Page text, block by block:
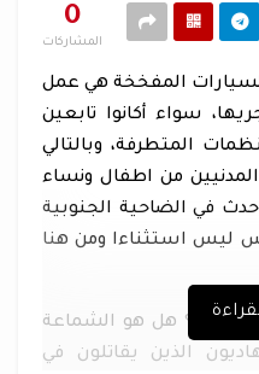
0
المشاركات
المفخخة هي عمل
سواء أكانوا تابعين
المتطرفة، وبالتالي
من اطفال ونساء
في الضاحية الجنوبية
ليس استثناءا ومن هنا
هل هو الشماعة
الذين يقاتلون في